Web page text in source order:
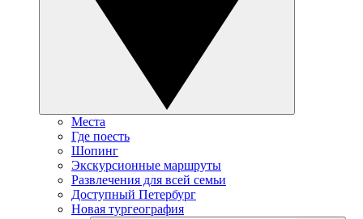
Места
Где поесть
Шопинг
Экскурсионные маршруты
Развлечения для всей семьи
Доступный Петербург
Новая тургеография